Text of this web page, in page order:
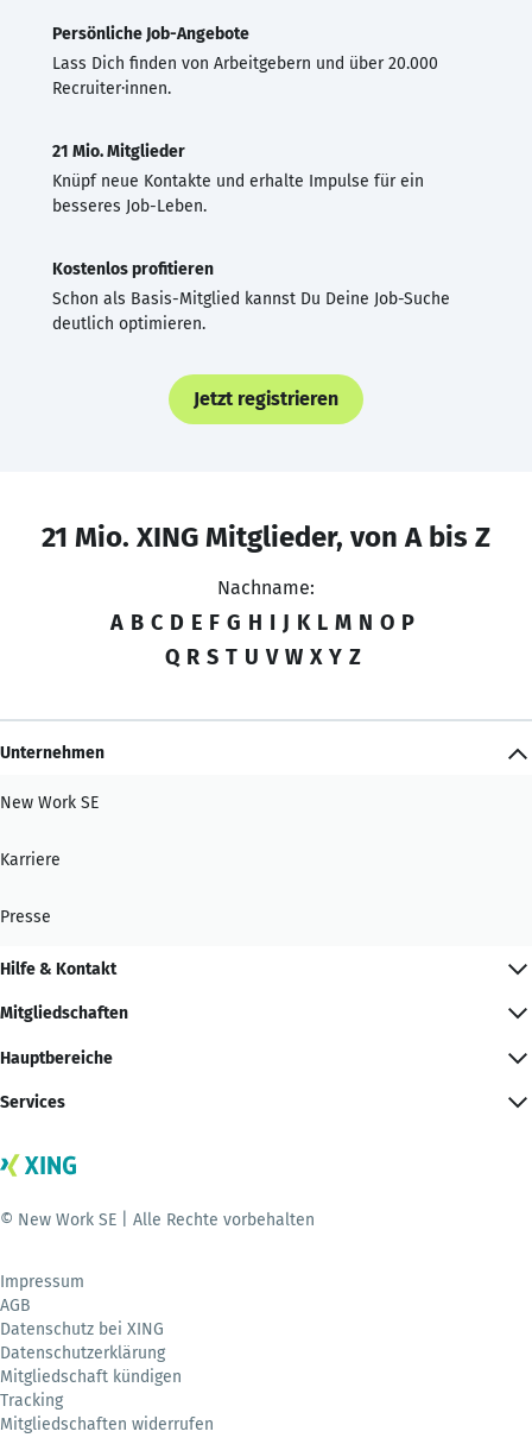
Persönliche Job-Angebote
Lass Dich finden von Arbeitgebern und über 20.000
Recruiter·innen.
21 Mio. Mitglieder
Knüpf neue Kontakte und erhalte Impulse für ein
besseres Job-Leben.
Kostenlos profitieren
Schon als Basis-Mitglied kannst Du Deine Job-Suche
deutlich optimieren.
Jetzt registrieren
21 Mio. XING Mitglieder, von A bis Z
Nachname:
A B C D E F G H I J K L M N O P
Q R S T U V W X Y Z
Unternehmen
New Work SE
Karriere
Presse
Hilfe & Kontakt
Mitgliedschaften
Hauptbereiche
Services
© New Work SE | Alle Rechte vorbehalten
Impressum
AGB
Datenschutz bei XING
Datenschutzerklärung
Mitgliedschaft kündigen
Tracking
Mitgliedschaften widerrufen